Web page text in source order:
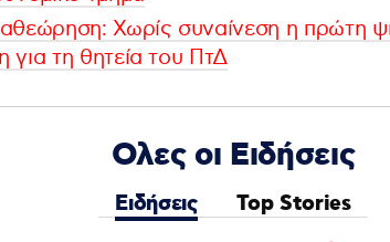
Χωρίς συναίνεση η πρώτη
για τη θητεία του ΠτΔ
Ολες οι Ειδήσεις
Ειδήσεις Top Stories